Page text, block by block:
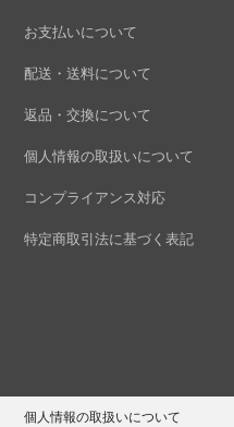
お支払いについて
配送・送料について
返品・交換について
個人情報の取扱いについて
コンプライアンス対応
特定商取引法に基づく表記
個人情報の取扱いについて